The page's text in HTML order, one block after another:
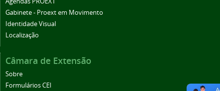
Gabinete - Proext em Movimento
Identidade Visual
Localização
Câmara de Extensão
Sobre
Formulários CEI